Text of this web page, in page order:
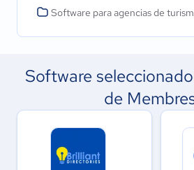
Software para agencias de
Software
de